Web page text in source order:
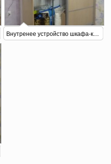
Внутренее устройство шкафа-купе